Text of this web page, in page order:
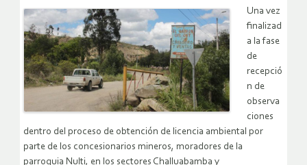
Una vez
finalizad
a la fase
de
recepció
n de
observa
ciones
dentro del proceso de obtención de licencia ambiental por
parte de los concesionarios mineros, moradores de la
parroquia Nulti, en los sectores Challuabamba y